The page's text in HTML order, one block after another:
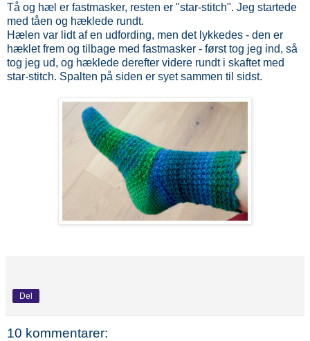
Tå og hæl er fastmasker, resten er "star-stitch". Jeg startede
med tåen og hæklede rundt.
Hælen var lidt af en udfording, men det lykkedes - den er
hæklet frem og tilbage med fastmasker - først tog jeg ind, så
tog jeg ud, og hæklede derefter videre rundt i skaftet med
star-stitch. Spalten på siden er syet sammen til sidst.
Del
10 kommentarer: